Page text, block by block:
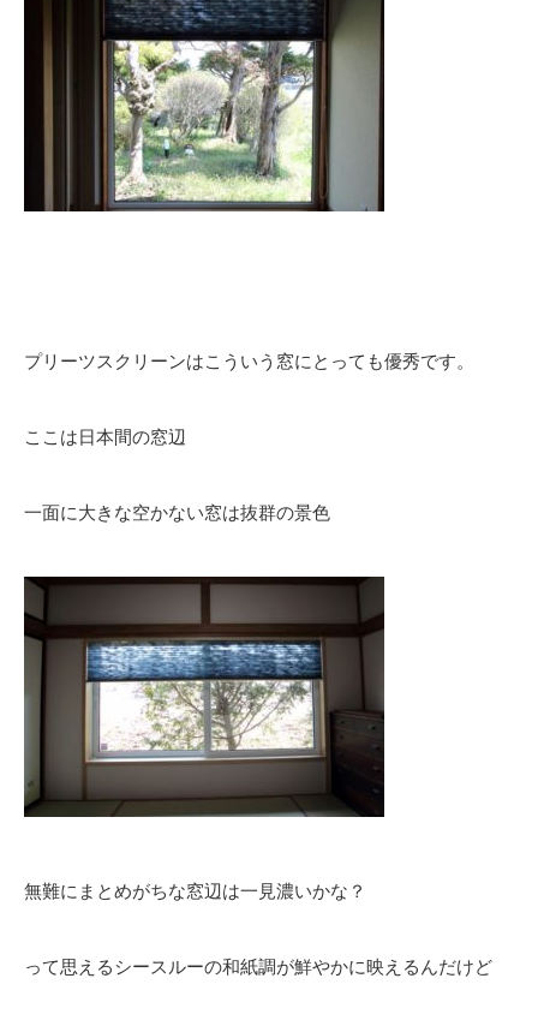
プリーツスクリーンはこういう窓にとっても優秀です。
ここは日本間の窓辺
一面に大きな空かない窓は抜群の景色
無難にまとめがちな窓辺は一見濃いかな？
って思えるシースルーの和紙調が鮮やかに映えるんだけど